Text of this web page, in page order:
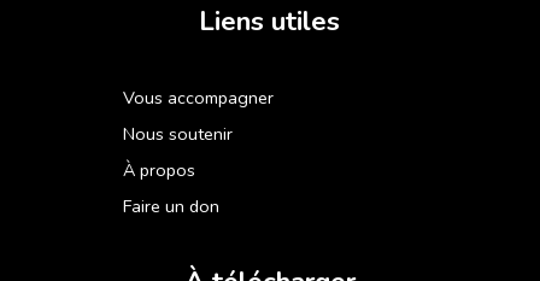
Liens utiles
Vous accompagner
Nous soutenir
À propos
Faire un don